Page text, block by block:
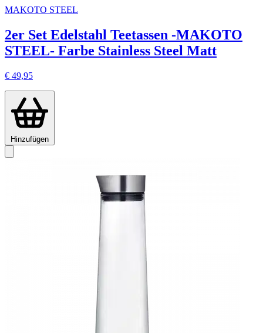
MAKOTO STEEL
2er Set Edelstahl Teetassen -MAKOTO
STEEL- Farbe Stainless Steel Matt
€ 49,95
Hinzufügen